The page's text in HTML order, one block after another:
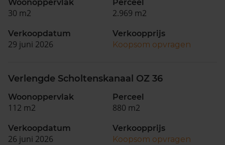
Woonoppervlak
30 m2
Perceel
2.969 m2
Verkoopdatum
29 juni 2026
Verkoopprijs
Koopsom opvragen
Verlengde Scholtenskanaal OZ 36
Woonoppervlak
112 m2
Perceel
880 m2
Verkoopdatum
26 juni 2026
Verkoopprijs
Koopsom opvragen